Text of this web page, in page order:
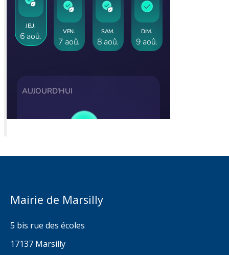
Mairie de Marsilly
5 bis rue des écoles
17137 Marsilly